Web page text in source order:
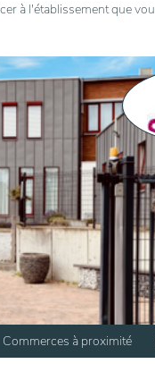
à l'établissement que
Commerces à proximité